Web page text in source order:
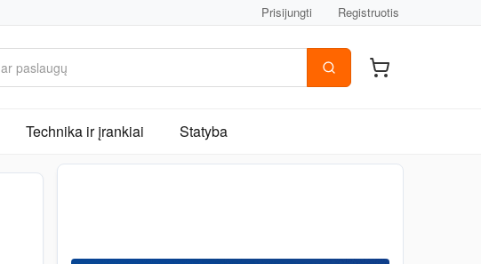
Prisijungti Registruotis
Technika ir įrankiai Statyba